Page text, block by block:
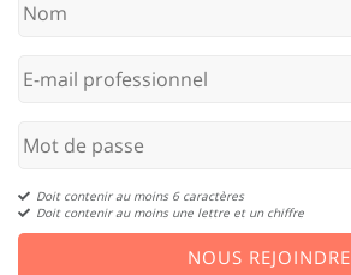
Doit contenir au moins 6 caractères
Doit contenir au moins une lettre et un chiffre
NOUS REJOINDRE